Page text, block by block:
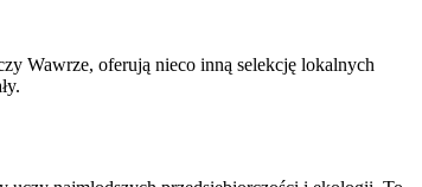
Wawrze, oferują nieco inną selekcję lokalnych